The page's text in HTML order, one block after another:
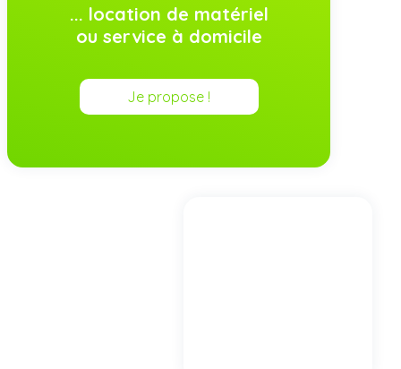
... location de matériel
ou service à domicile
Je propose !